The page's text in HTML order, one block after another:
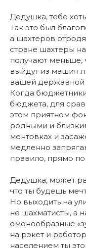
Дедушка, тебе
Так это был
а шахтеров
стране шахтеры
получают меньше,
выйдут из машин
вашей державной
Когда
бюджета, для
этом приятном
родными и
ментовках и
медленно
правило, прямо
Дедушка, может
что ты будешь
Но выходить на
не шахматисты, а
омонообразные
на рэкет и
населением ты